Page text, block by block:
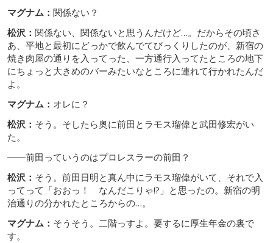
マグナム： 関係ない？
松沢： 関係ない、関係ないと思うんだけど…。だからその頃さ
あ、平地と最初にどっかで飲んでてびっくりしたのが、新宿の
焼き肉屋の通りを入ってった、一方通行入ってたところの地下
にちょっと大きめのバーみたいなところに連れて行かれたんだ
よ。
マグナム： オレに？
松沢： そう。そしたら奥に前田とラモス瑠偉と武田修宏がい
た。
――前田っていうのはプロレスラーの前田？
松沢： そう。前田日明と真ん中にラモス瑠偉がいて、それで入
ってって「おおっ！ なんだこりゃ!?」と思ったの。新宿の明
治通りの分かれたところからの…。
マグナム： そうそう。二階っすよ。要するに厚生年金の裏で
す。